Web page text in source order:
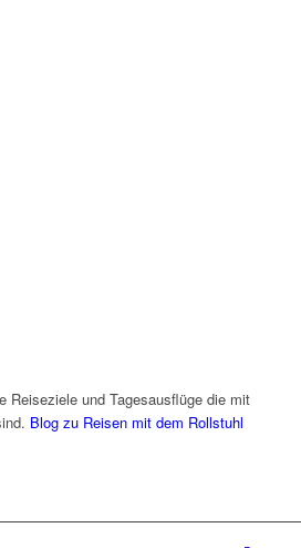
Reiseziele und Tagesausflüge die mit
Blog zu Reisen mit dem Rollstuhl